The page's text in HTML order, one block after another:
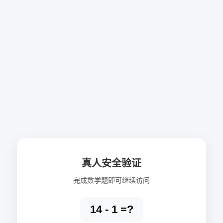
真人安全验证
完成数学题即可继续访问
14 - 1 =?